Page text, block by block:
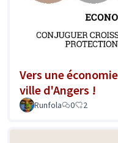
Vers une
ville d'Angers !
Runfola 0 2